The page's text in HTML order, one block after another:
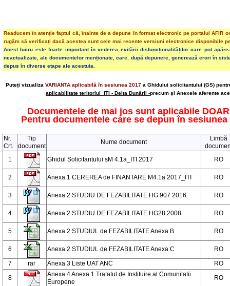
Readucem în atenție faptul că, înainte de a depune în format electronic pe portalulAFIR
rugăm să verificați dacă acestea sunt cele mai recente versiuni electronice disponibile
Acest lucru este foarte important în vederea evitării disfuncționalităților care pot
neactualizate, ale documentelor menționate, care, după depunere, generează erori în
depus în diverse etape ale acestuia.
Puteți vizualiza VARIANTA aplicabilă în sesiunea 2017 a Ghidului solicitantului (GS)
aplicabilitate teritoriul ITI - Delta Dunării -precum și Anexele aferente
Documentele de mai jos sunt aplicabile
Pentru documentele care se depun în
Nr.
Crt.
Tip
document
Nume document
Limbă
1
Ghidul Solicitantului sM 4.1a_ITI 2017 RO
2 Anexa 1 CEREREA de FINANTARE M4.1a 2017_ITI RO
3 Anexa 2 STUDIU DE FEZABILITATE HG 907 2016 RO
4 Anexa 2 STUDIU DE FEZABILITATE HG28 2008 RO
5 Anexa 2 STUDIUL de FEZABILITATE Anexa B RO
6 Anexa 2 STUDIUL de FEZABILITATE Anexa C
RO
7
rar Anexa 3 Liste UAT ANC
RO
8
Anexa 4 Anexa 1 Tratatul de Instituire al Comunitatii
Europene
RO